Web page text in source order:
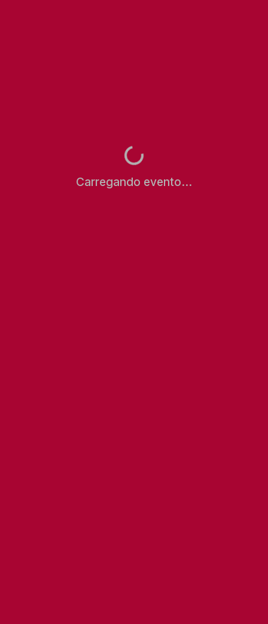
Carregando evento...